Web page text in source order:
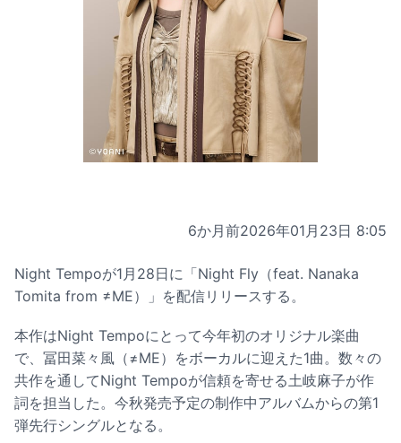
6か月前2026年01月23日 8:05
Night Tempoが1月28日に「Night Fly（feat. Nanaka
Tomita from ≠ME）」を配信リリースする。
本作はNight Tempoにとって今年初のオリジナル楽曲
で、冨田菜々風（≠ME）をボーカルに迎えた1曲。数々の
共作を通してNight Tempoが信頼を寄せる土岐麻子が作
詞を担当した。今秋発売予定の制作中アルバムからの第1
弾先行シングルとなる。